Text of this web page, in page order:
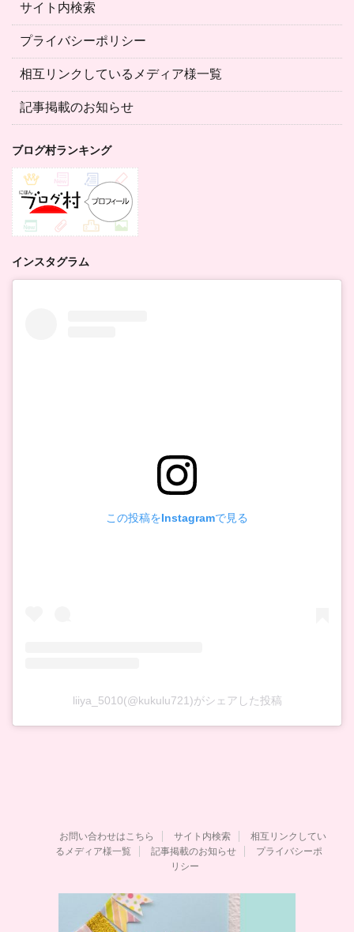
サイト内検索
プライバシーポリシー
相互リンクしているメディア様一覧
記事掲載のお知らせ
ブログ村ランキング
インスタグラム
この投稿をInstagramで見る
liiya_5010(@kukulu721)がシェアした投稿
お問い合わせはこちら サイト内検索
相互リンクしてい
るメディア様一覧
記事掲載のお知らせ
プライバシーポ
リシー